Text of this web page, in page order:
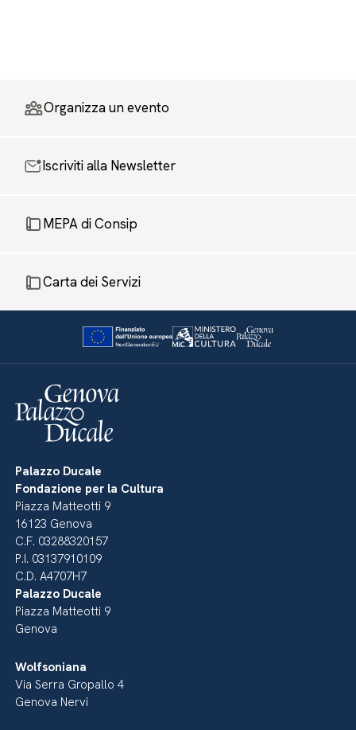
Organizza un evento
Iscriviti alla Newsletter
MEPA di Consip
Carta dei Servizi
Palazzo Ducale
Fondazione per la Cultura
Piazza Matteotti 9
16123 Genova
C.F. 03288320157
P.I. 03137910109
C.D. A4707H7
Palazzo Ducale
Piazza Matteotti 9
Genova
Wolfsoniana
Via Serra Gropallo 4
Genova Nervi